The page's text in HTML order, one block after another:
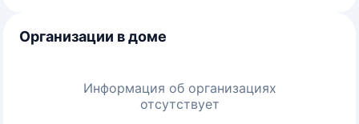
Организации в доме
Информация об организациях
отсутствует